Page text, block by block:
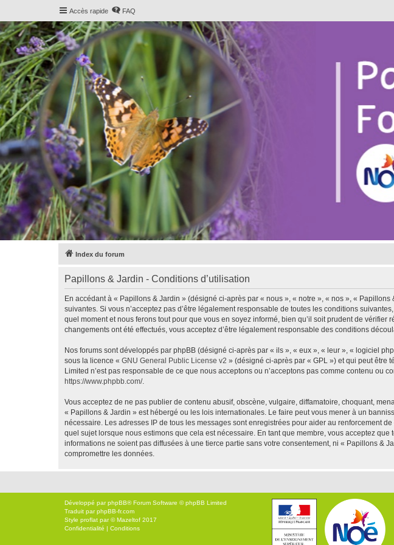
Accès rapide FAQ
Index du forum
Papillons & Jardin - Conditions d’utilisation
En accédant à « Papillons & Jardin » (désigné ci-après par « nous », « notre », « nos », «
suivantes. Si vous n’acceptez pas d’être légalement responsable de toutes les conditions
quel moment et nous ferons tout pour que vous en soyez informé, bien qu’il soit prudent de
changements ont été effectués, vous acceptez d’être légalement responsable des conditions
Nos forums sont développés par phpBB (désigné ci-après par « ils », « eux », « leur », « logiciel
sous la licence « GNU General Public License v2 » (désigné ci-après par « GPL ») et qui peut être
Limited n’est pas responsable de ce que nous acceptons ou n’acceptons pas comme contenu
https://www.phpbb.com/.
Vous acceptez de ne pas publier de contenu abusif, obscène, vulgaire, diffamatoire, choquant,
« Papillons & Jardin » est hébergé ou les lois internationales. Le faire peut vous mener à un
nécessaire. Les adresses IP de tous les messages sont enregistrées pour aider au renforcement
quel sujet lorsque nous estimons que cela est nécessaire. En tant que membre, vous acceptez
informations ne soient pas diffusées à une tierce partie sans votre consentement, ni « Papillons &
compromettre les données.
Développé parphpBB® Forum Software © phpBB Limited
Traduit parphpBB-fr.com
Style proflat par ©Mazeltof 2017
Confidentialité | Conditions